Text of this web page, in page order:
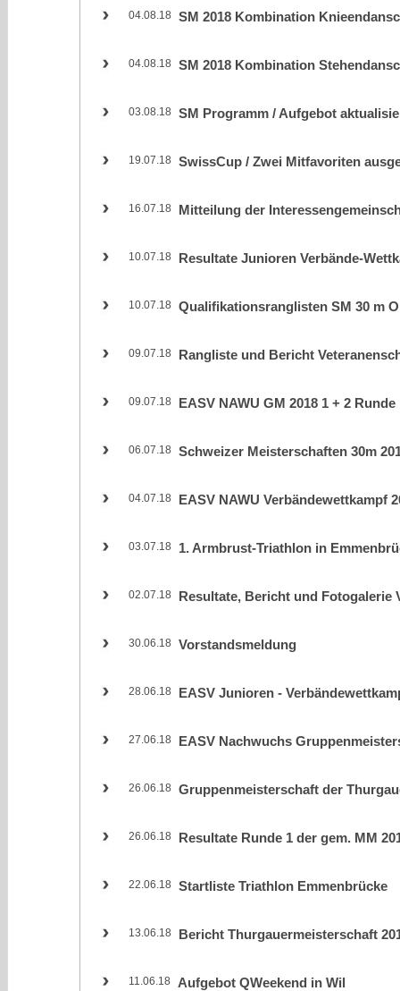
04.08.18 SM 2018 Kombination
04.08.18 SM 2018 Kombination
03.08.18 SM Programm / Aufgebot
19.07.18 SwissCup / Zwei Mitfavoriten
16.07.18 Mitteilung der
10.07.18 Resultate Junioren Verbände-
10.07.18 Qualifikationsranglisten SM 30 m
09.07.18 Rangliste und Bericht
09.07.18 EASV NAWU GM 2018 1 + 2 Runde
06.07.18 Schweizer Meisterschaften 30m
04.07.18 EASV NAWU Verbändewettkampf
03.07.18 1. Armbrust-Triathlon in
02.07.18 Resultate, Bericht und Fotogalerie
30.06.18 Vorstandsmeldung
28.06.18 EASV Junioren -
27.06.18 EASV Nachwuchs
26.06.18 Gruppenmeisterschaft der
26.06.18 Resultate Runde 1 der gem. MM
22.06.18 Startliste Triathlon Emmenbrücke
13.06.18 Bericht Thurgauermeisterschaft
11.06.18 Aufgebot QWeekend in Wil